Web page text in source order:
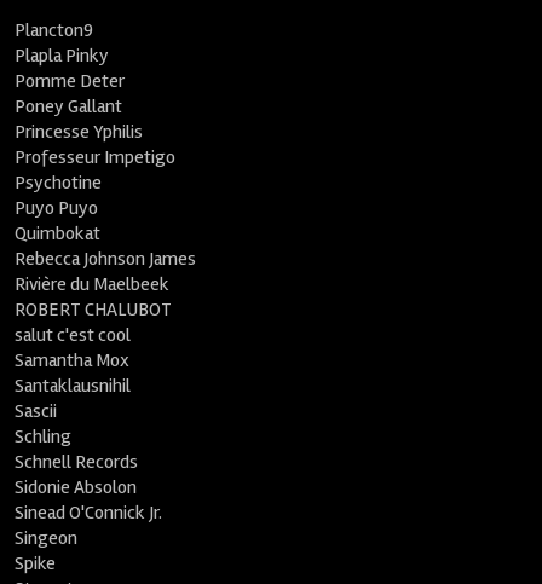
Plancton9
Plapla Pinky
Pomme Deter
Poney Gallant
Princesse Yphilis
Professeur Impetigo
Psychotine
Puyo Puyo
Quimbokat
Rebecca Johnson James
Rivière du Maelbeek
ROBERT CHALUBOT
salut c'est cool
Samantha Mox
Santaklausnihil
Sascii
Schling
Schnell Records
Sidonie Absolon
Sinead O'Connick Jr.
Singeon
Spike